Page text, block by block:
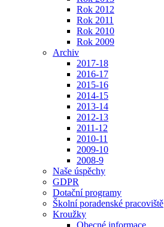
Rok 2012
Rok 2011
Rok 2010
Rok 2009
Archiv
2017-18
2016-17
2015-16
2014-15
2013-14
2012-13
2011-12
2010-11
2009-10
2008-9
Naše úspěchy
GDPR
Dotační programy
Školní poradenské pracoviště
Kroužky
Obecné informace